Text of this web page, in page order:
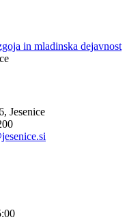
in mladinska dejavnost
Jesenice